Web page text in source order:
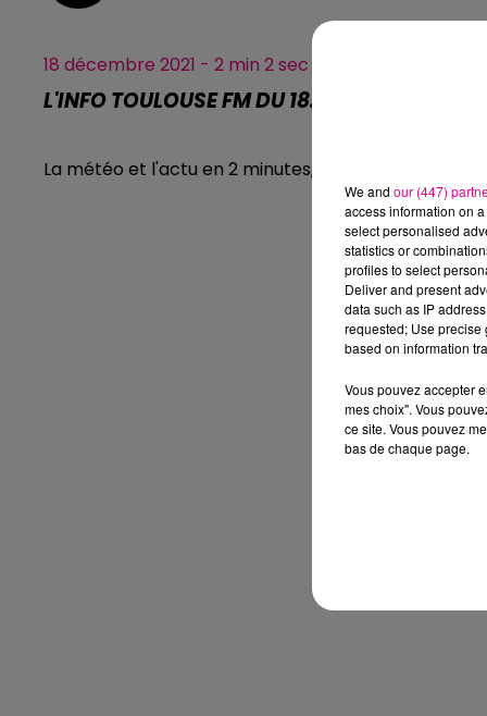
18 décembre 2021 - 2 min 2 sec
L'INFO TOULOUSE FM DU 18.12.2021 À 09H00
La météo et l'actu en 2 minutes, l'info Toulouse FM.
We and our (447)
access information on
select personalised
statistics or
profiles to select
Deliver and present
data such as IP
requested; Use precise
based on information
Vous pouvez accepter
mes choix". Vous
ce site. Vous pouvez
bas de chaque page.